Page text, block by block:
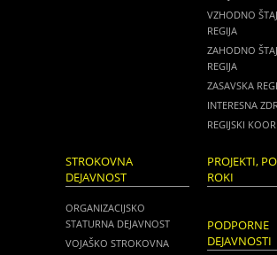
VZHODNO
REGIJA
ZAHODNO
REGIJA
ZASAVSKA
INTERESNA
REGIJSKI
STROKOVNA
DEJAVNOST
ORGANIZACIJSKO
STATURNA DEJAVNOST
VOJAŠKO STROKOVNA
PROJEKTI,
ROKI
PODPORNE
DEJAVNOSTI